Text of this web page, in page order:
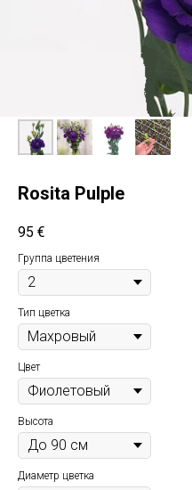
Rosita Pulple
95 €
Группа цветения
Тип цветка
Цвет
Высота
Диаметр цветка